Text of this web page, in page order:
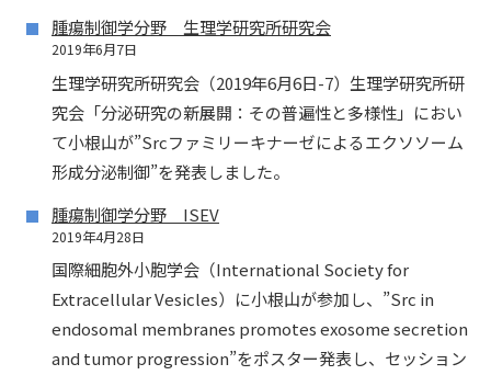
腫瘍制御学分野 生理学研究所研究会
2019年6月7日
生理学研究所研究会（2019年6月6日-7）生理学研究所研
究会「分泌研究の新展開：その普遍性と多様性」におい
て小根山が”Srcファミリーキナーゼによるエクソソーム
形成分泌制御”を発表しました。
腫瘍制御学分野 ISEV
2019年4月28日
国際細胞外小胞学会（International Society for
Extracellular Vesicles）に小根山が参加し、”Src in
endosomal membranes promotes exosome secretion
and tumor progression”をポスター発表し、セッション